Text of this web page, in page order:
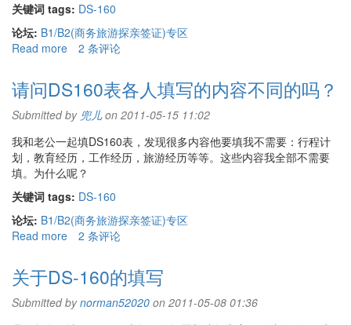
关键词 tags: DS-160
论坛: B1/B2(商务旅游探亲签证)专区
Read more about
问：
关
于
8
岁
小
孩
ds160
的
填
题，
谢
谢！
2 条评论
请问DS160表各人填写的内容不同的吗？
Submitted by 兜儿on 2011-05-15 11:02
我和老公一起填DS160表，发现很多内容他要填我不需要：行程计
划，教育经历，工作经历，旅游经历等等。这些内容我全部不需要
填。为什么呢？
关键词 tags: DS-160
论坛: B1/B2(商务旅游探亲签证)专区
Read more about
问
DS160
表
各
2 条评论
关于DS-160的填写
Submitted bynorman52020 on 2011-05-08 01:36